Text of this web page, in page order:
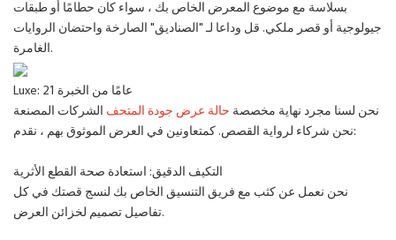
بسلاسة مع موضوع المعرض الخاص بك ، سواء كان حطامًا أو طبقات
جيولوجية أو قصر ملكي. قل وداعا لـ "الصناديق" الصارخة واحتضان الروايات
الغامرة.
Luxe: 21 عامًا من الخبرة
نحن لسنا مجرد نهاية مخصصة حالة عرض جودة المتحف الشركات المصنعة
نحن شركاء لرواية القصص. كمتعاونين في العرض الموثوق بهم ، نقدم:
التكيف الدقيق: استعادة صحة القطع الأثرية
نحن نعمل عن كثب مع فريق التنسيق الخاص بك لنسج قصتك في كل
تفاصيل تصميم لخزائن العرض.